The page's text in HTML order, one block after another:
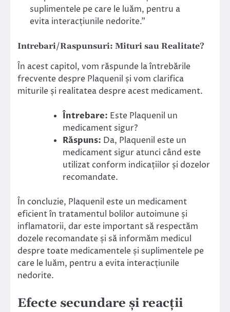
suplimentele pe care le luăm, pentru a
evita interacțiunile nedorite.”
Intrebari/Raspunsuri: Mituri sau Realitate?
În acest capitol, vom răspunde la întrebările
frecvente despre Plaquenil și vom clarifica
miturile și realitatea despre acest medicament.
Întrebare: Este Plaquenil un
medicament sigur?
Răspuns: Da, Plaquenil este un
medicament sigur atunci când este
utilizat conform indicațiilor și dozelor
recomandate.
În concluzie, Plaquenil este un medicament
eficient în tratamentul bolilor autoimune și
inflamatorii, dar este important să respectăm
dozele recomandate și să informăm medicul
despre toate medicamentele și suplimentele pe
care le luăm, pentru a evita interacțiunile
nedorite.
Efecte secundare și reacții